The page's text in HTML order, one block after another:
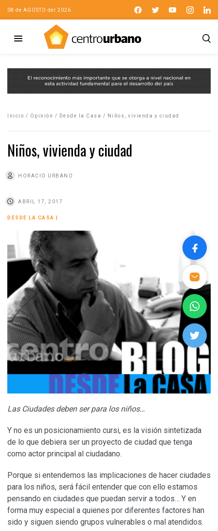
08 de AGOSTO del 2026
Inicio / Opinión / Desde la Casa / Niños, vivienda y ciudad
Niños, vivienda y ciudad
HORACIO URBANO
ABRIL 17, 2017
DESDE LA CASA
Las Ciudades deben ser para los niños…
Y no es un posicionamiento cursi, es la visión sintetizada
de lo que debiera ser un proyecto de ciudad que tenga
como actor principal al ciudadano.
Porque si entendemos las implicaciones de hacer ciudades
para los niños, será fácil entender que con ello estamos
pensando en ciudades que puedan servir a todos… Y en
forma muy especial a quienes por diferentes factores han
sido y siguen siendo grupos vulnerables o mal atendidos.